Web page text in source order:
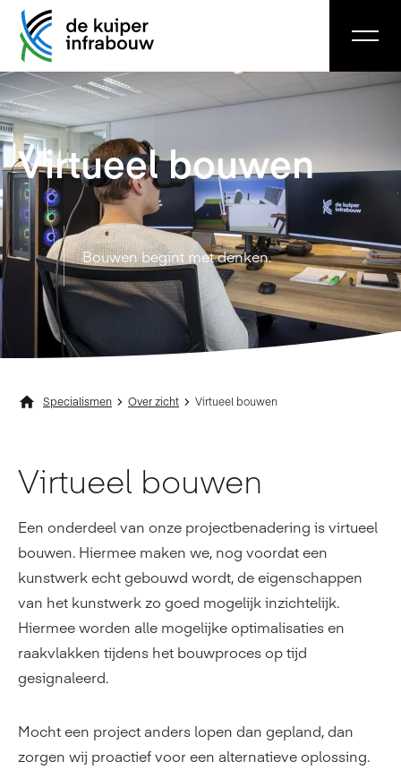
Virtueel bouwen
Bouwen begint met denken.
Specialismen Over zicht Virtueel bouwen
Virtueel bouwen
Een onderdeel van onze projectbenadering is virtueel
bouwen. Hiermee maken we, nog voordat een
kunstwerk echt gebouwd wordt, de eigenschappen
van het kunstwerk zo goed mogelijk inzichtelijk.
Hiermee worden alle mogelijke optimalisaties en
raakvlakken tijdens het bouwproces op tijd
gesignaleerd.
Mocht een project anders lopen dan gepland, dan
zorgen wij proactief voor een alternatieve oplossing.